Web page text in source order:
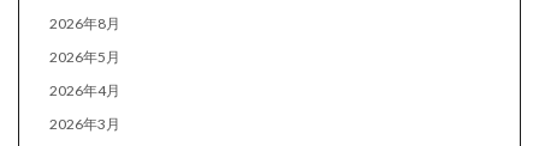
2026年8月
2026年5月
2026年4月
2026年3月